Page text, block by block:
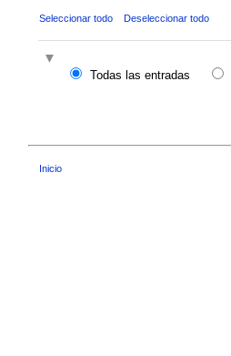
Seleccionar todo Deseleccionar todo
Todas las entradas
Inicio